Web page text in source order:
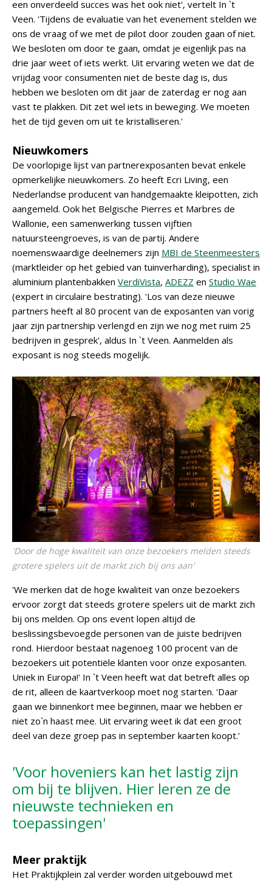
een onverdeeld succes was het ook niet', vertelt In `t
Veen. 'Tijdens de evaluatie van het evenement stelden we
ons de vraag of we met de pilot door zouden gaan of niet.
We besloten om door te gaan, omdat je eigenlijk pas na
drie jaar weet of iets werkt. Uit ervaring weten we dat de
vrijdag voor consumenten niet de beste dag is, dus
hebben we besloten om dit jaar de zaterdag er nog aan
vast te plakken. Dit zet wel iets in beweging. We moeten
het de tijd geven om uit te kristalliseren.'
Nieuwkomers
De voorlopige lijst van partnerexposanten bevat enkele
opmerkelijke nieuwkomers. Zo heeft Ecri Living, een
Nederlandse producent van handgemaakte kleipotten, zich
aangemeld. Ook het Belgische Pierres et Marbres de
Wallonie, een samenwerking tussen vijftien
natuursteengroeves, is van de partij. Andere
noemenswaardige deelnemers zijn MBI de Steenmeesters
(marktleider op het gebied van tuinverharding), specialist in
aluminium plantenbakken VerdiVista, ADEZZ en Studio Wae
(expert in circulaire bestrating). 'Los van deze nieuwe
partners heeft al 80 procent van de exposanten van vorig
jaar zijn partnership verlengd en zijn we nog met ruim 25
bedrijven in gesprek', aldus In `t Veen. Aanmelden als
exposant is nog steeds mogelijk.
'Door de hoge kwaliteit van onze bezoekers melden steeds
grotere spelers uit de markt zich bij ons aan'
'We merken dat de hoge kwaliteit van onze bezoekers
ervoor zorgt dat steeds grotere spelers uit de markt zich
bij ons melden. Op ons event lopen altijd de
beslissingsbevoegde personen van de juiste bedrijven
rond. Hierdoor bestaat nagenoeg 100 procent van de
bezoekers uit potentiële klanten voor onze exposanten.
Uniek in Europa!' In `t Veen heeft wat dat betreft alles op
de rit, alleen de kaartverkoop moet nog starten. 'Daar
gaan we binnenkort mee beginnen, maar we hebben er
niet zo`n haast mee. Uit ervaring weet ik dat een groot
deel van deze groep pas in september kaarten koopt.'
'Voor hoveniers kan het lastig zijn
om bij te blijven. Hier leren ze de
nieuwste technieken en
toepassingen'
Meer praktijk
Het Praktijkplein zal verder worden uitgebouwd met